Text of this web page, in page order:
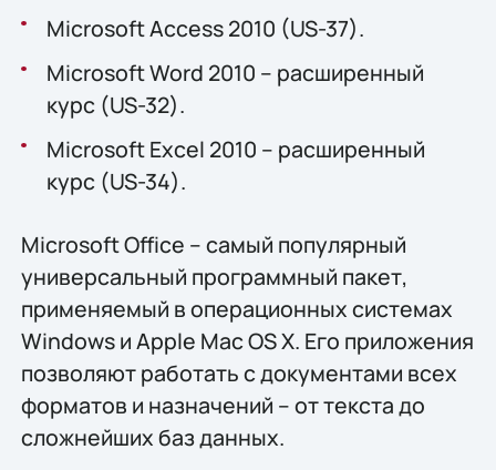
Microsoft Access 2010 (US-37).
Microsoft Word 2010 – расширенный
курс (US-32).
Microsoft Excel 2010 – расширенный
курс (US-34).
Microsoft Office – самый популярный
универсальный программный пакет,
применяемый в операционных системах
Windows и Apple Mac OS X. Его приложения
позволяют работать с документами всех
форматов и назначений – от текста до
сложнейших баз данных.